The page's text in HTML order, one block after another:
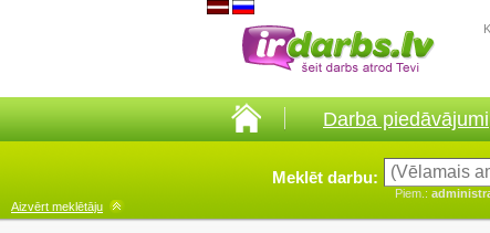
Darba piedāvājumi
Meklēt darbu:
Piem.:
Aizvērt meklētāju